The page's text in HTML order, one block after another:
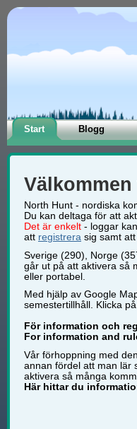
Start Blogg
North Hunt - nordiska
Du kan deltaga för att
Det är enkelt - loggar
att registrera sig samt
Sverige (290), Norge
går ut på att aktivera så
eller portabel.
Med hjälp av Google
semestertillhåll. Klicka
För information och
For information and
Vår förhoppning med
annan fördel att man lär
aktivera så många
Här hittar du